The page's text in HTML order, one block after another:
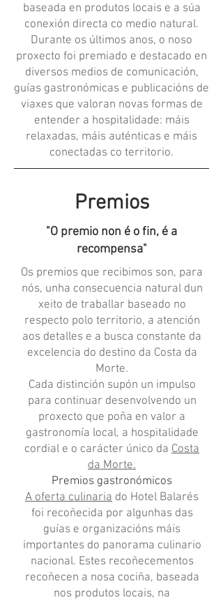
baseada en produtos locais e a súa
conexión directa co medio natural.
Durante os últimos anos, o noso
proxecto foi premiado e destacado en
diversos medios de comunicación,
guías gastronómicas e publicacións de
viaxes que valoran novas formas de
entender a hospitalidade: máis
relaxadas, máis auténticas e máis
conectadas co territorio.
Premios
"O premio non é o fin, é a
recompensa"
Os premios que recibimos son, para
nós, unha consecuencia natural dun
xeito de traballar baseado no
respecto polo territorio, a atención
aos detalles e a busca constante da
excelencia do destino da Costa da
Morte.
Cada distinción supón un impulso
para continuar desenvolvendo un
proxecto que poña en valor a
gastronomía local, a hospitalidade
cordial e o carácter único da Costa
da Morte.
Premios gastronómicos
A oferta culinaria do Hotel Balarés
foi recoñecida por algunhas das
guías e organizacións máis
importantes do panorama culinario
nacional. Estes recoñecementos
recoñecen a nosa cociña, baseada
nos produtos locais, na